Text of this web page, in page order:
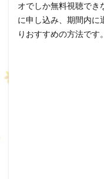
オでしか無料視聴でき
に申し込み、期間内に
りおすすめの方法です。